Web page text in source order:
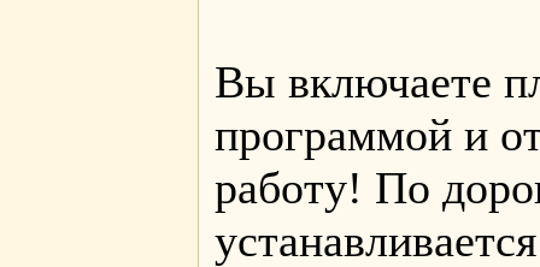
Вы включаете
программой и
работу! По